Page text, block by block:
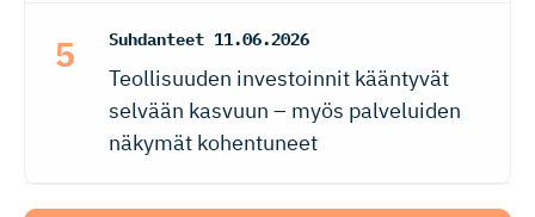
Suhdanteet 11.06.2026
Teollisuuden investoinnit kääntyvät
selvään kasvuun – myös palveluiden
näkymät kohentuneet